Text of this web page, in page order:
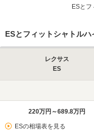
ESと
ESとフィットシャトル
レクサス
ES
220万円～689.8万円
ESの相場表を見る